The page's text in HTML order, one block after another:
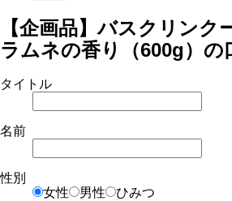
【企画品】バスクリンク
ラムネの香り（600g）の
タイトル
名前
性別
女性
男性
ひみつ